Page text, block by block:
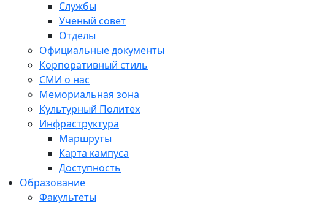
Службы
Ученый совет
Отделы
Официальные документы
Корпоративный стиль
СМИ о нас
Мемориальная зона
Культурный Политех
Инфраструктура
Маршруты
Карта кампуса
Доступность
Образование
Факультеты